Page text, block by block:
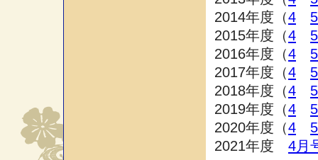
2014年度（4
5
2015年度（4
5
2016年度（4
5
2017年度（4
5
2018年度（4
5
2019年度（4
5
2020年度（4
5
2021年度 4月